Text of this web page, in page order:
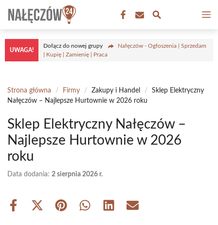
treści
UWAGA!
Dołącz do nowej grupy
Nałęczów - Ogłoszenia | Sprzedam
| Kupię | Zamienię | Praca
Strona główna / Firmy / Zakupy i Handel /
Sklep Elektryczny
Nałęczów – Najlepsze Hurtownie w 2026 roku
Sklep Elektryczny Nałęczów –
Najlepsze Hurtownie w 2026
roku
Data dodania: 2 sierpnia 2026 r.
Share
Share Share Share Share Share